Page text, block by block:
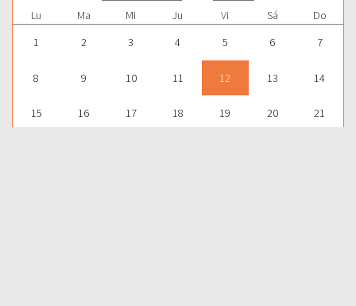
Lu Ma Mi Ju Vi Sá
Do
1
2 3 4 5 6 7
8 9 10 11 12 13 14
15 16 17 18 19 20 21